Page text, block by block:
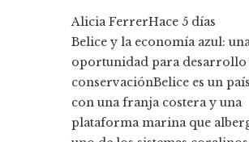
Alicia FerrerHace 5 días
Belice y la economía azul:
oportunidad para desarrollo
conservaciónBelice es un país
con una franja costera y una
plataforma marina que